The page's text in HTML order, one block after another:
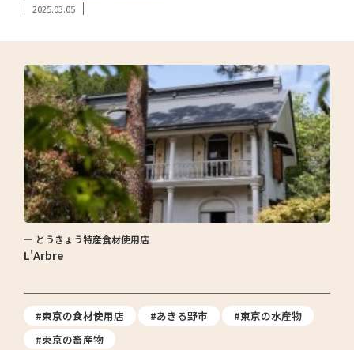
2025.03.05
とうきょう特産食材使用店
L'Arbre
#東京の食材使用店 #あきる野市
#東京の水産物
#東京の畜産物